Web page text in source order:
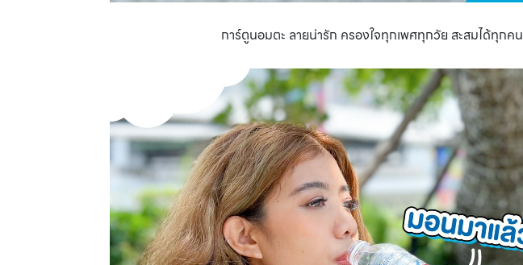
การ์ตูนอมตะ ลายน่ารัก ครองใจทุกเพศทุกวัย สะสมได้ทุกคน